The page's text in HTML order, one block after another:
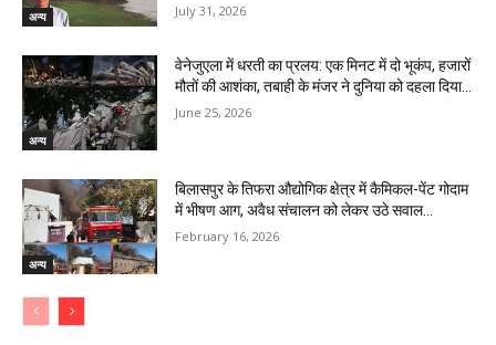
अन्य July 31, 2026
अन्य
वेनेजुएला में धरती का प्रलय: एक मिनट में दो भूकंप, हजारों
मौतों की आशंका, तबाही के मंजर ने दुनिया को दहला दिया…
June 25, 2026
अन्य
बिलासपुर के तिफरा औद्योगिक क्षेत्र में कैमिकल-पेंट गोदाम
में भीषण आग, अवैध संचालन को लेकर उठे सवाल…
February 16, 2026